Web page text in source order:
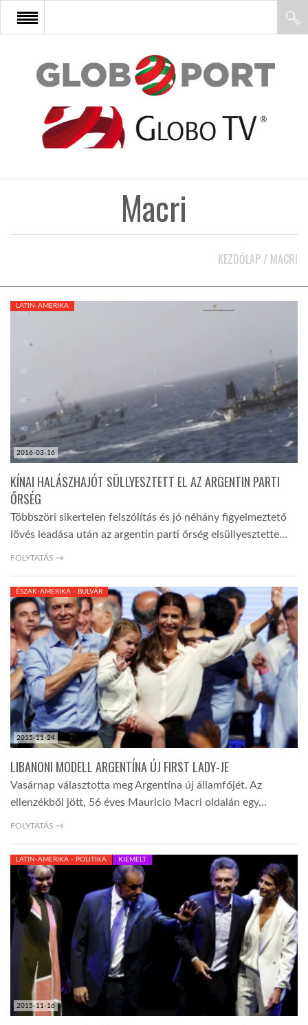
FŐOLDAL
AFRIKA
A VILÁG ITTHON
GLOBOTV BP
HÍR3D
TROPICALMAGAZIN
GLOBOTV
AFRIKA TUDÁSTÁR
LINKTR.EE
GLOBOZSARU
DOBRAVERO.HU
LATIMO.HU
GLOBOBOOK
Macri
KEZDŐLAP / MACRI
2016-03-16
LATIN-AMERIKA
KÍNAI HALÁSZHAJÓT SÜLLYESZTETT EL AZ ARGENTIN PARTI
ŐRSÉG
Többszöri sikertelen felszólítás és jó néhány figyelmeztető
lövés leadása után az argentin parti őrség elsüllyesztette…
FOLYTATÁS →
2015-11-24
ÉSZAK-AMERIKA - BULVÁR
LIBANONI MODELL ARGENTÍNA ÚJ FIRST LADY-JE
Vasárnap választotta meg Argentína új államfőjét. Az
ellenzékből jött, 56 éves Mauricio Macri oldalán egy…
FOLYTATÁS →
2015-11-16
LATIN-AMERIKA - POLITIKA KIEMELT